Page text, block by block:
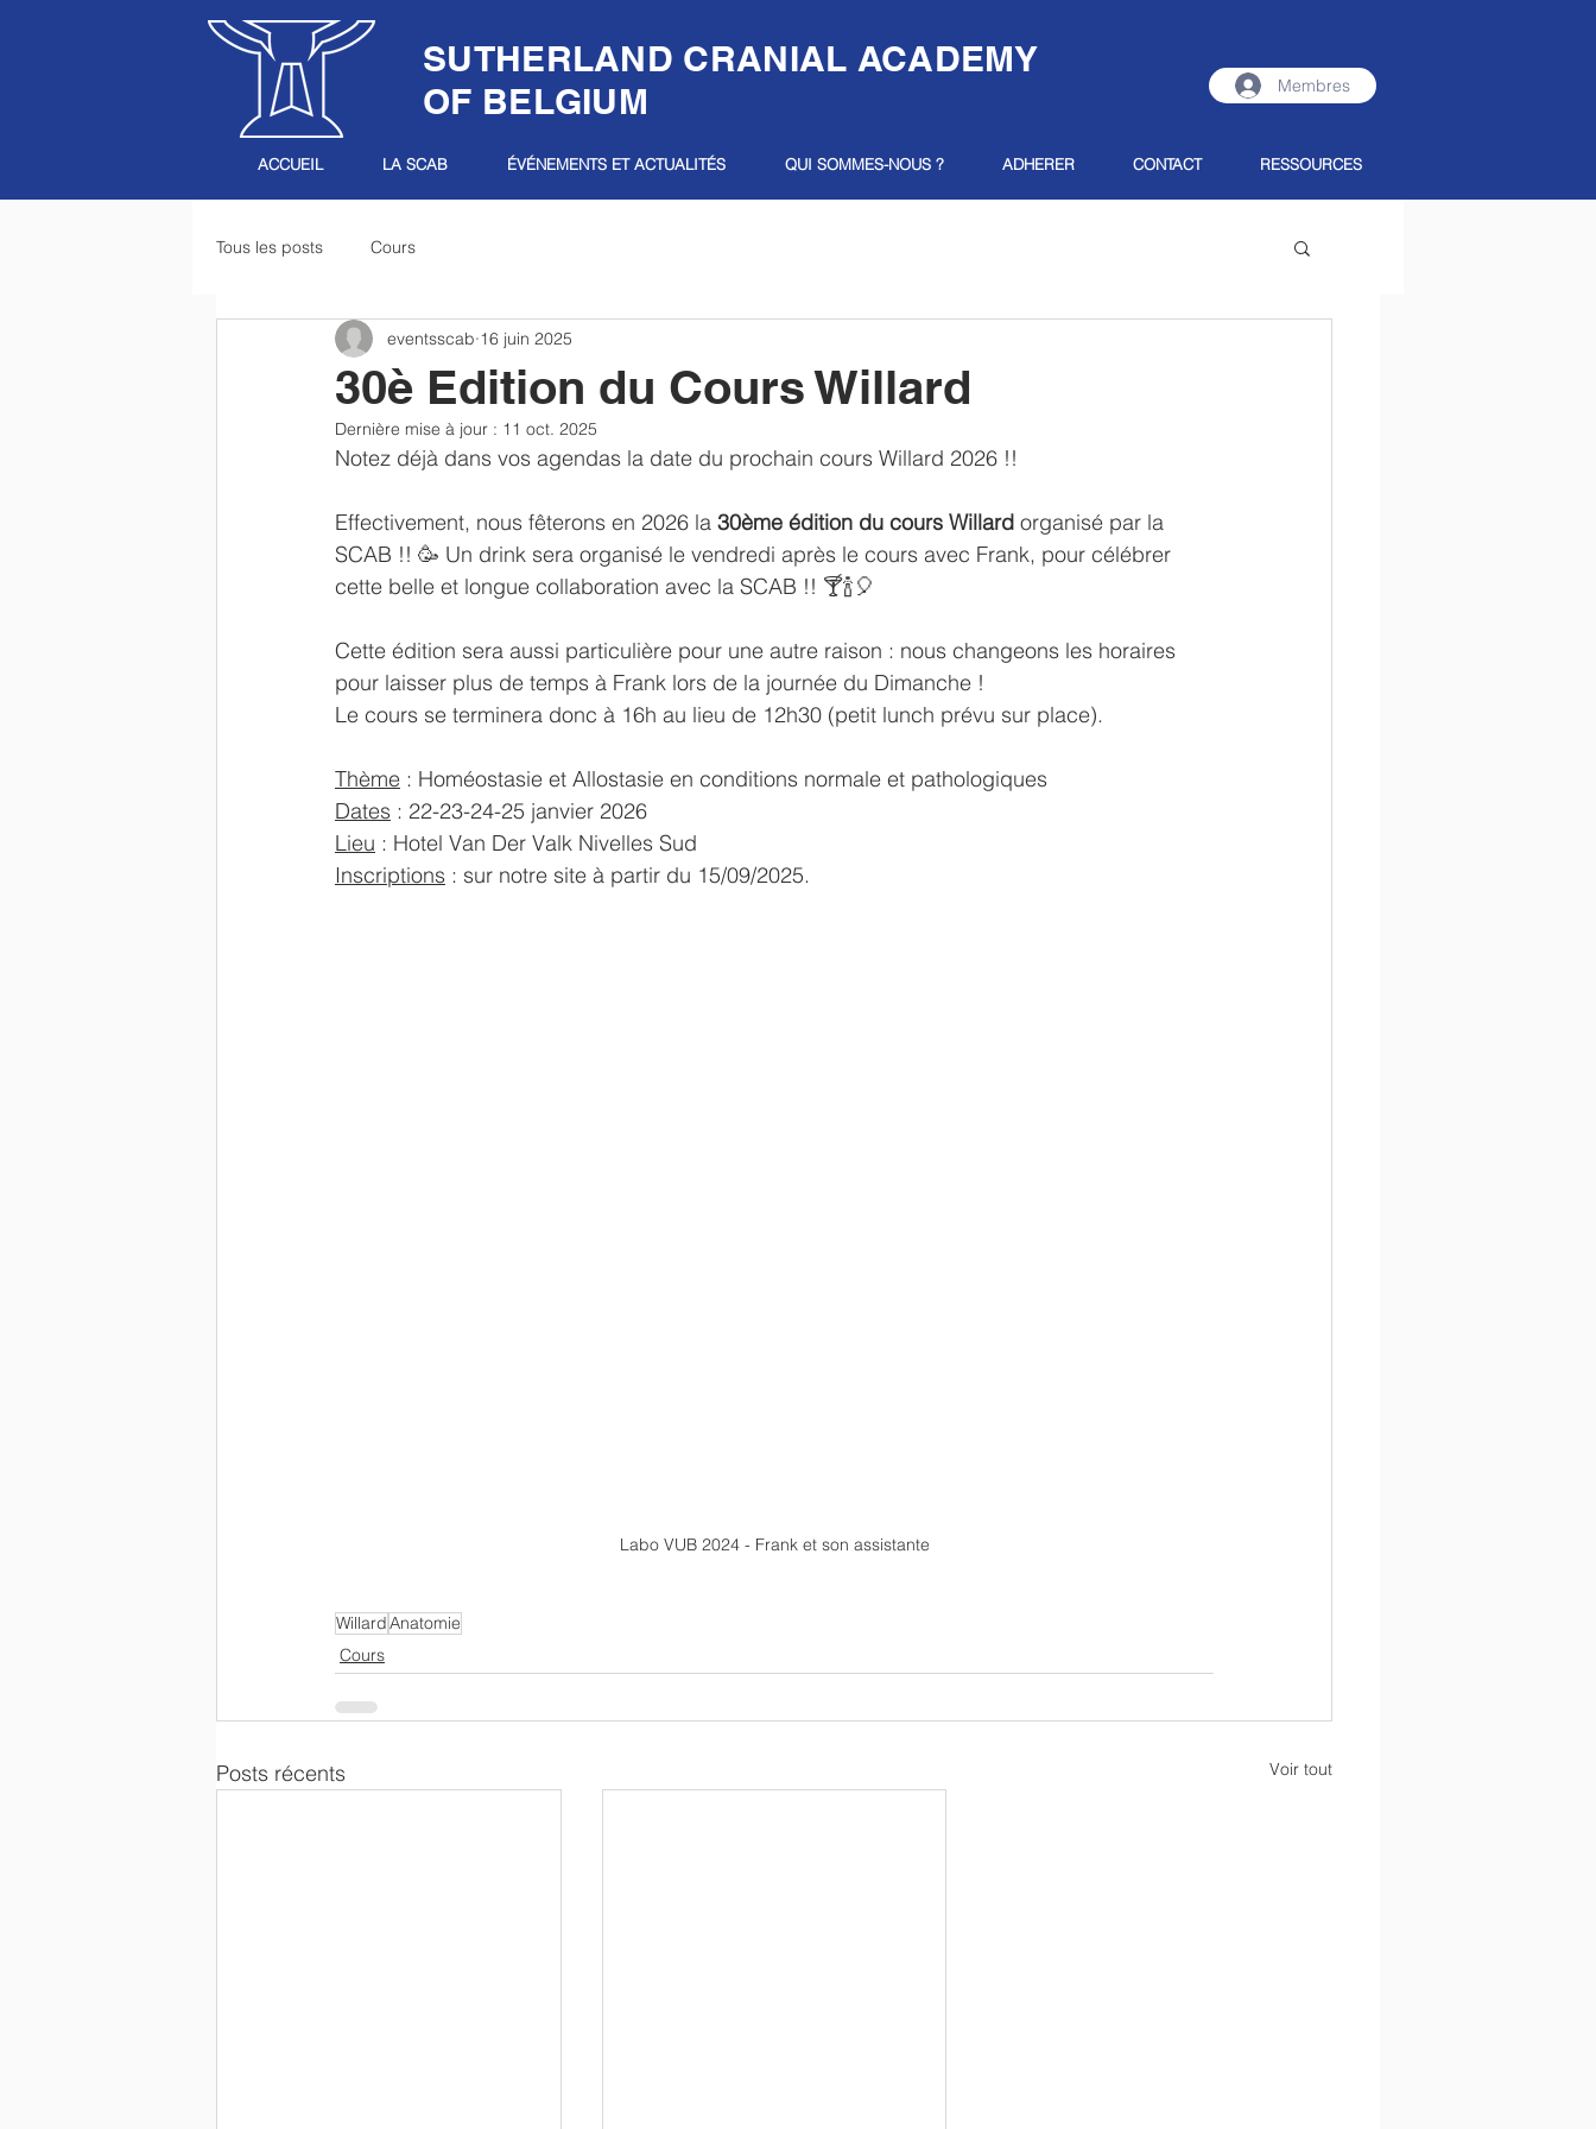
SUTHERLAND CRANIAL ACADEMY
OF BELGIUM
Membres
ACCUEIL LA SCAB ÉVÉNEMENTS ET ACTUALITÉS QUI SOMMES-NOUS ? ADHERER CONTACT RESSOURCES
Tous les posts Cours
30è Edition du Cours Willard
eventsscab 16 juin 2025
Dernière mise à jour : 11 oct. 2025
Notez déjà dans vos agendas la date du prochain cours Willard 2026 !!
Effectivement, nous fêterons en 2026 la 30ème édition du cours Willard organisé par la
SCAB !! 🥳 Un drink sera organisé le vendredi après le cours avec Frank, pour célébrer
cette belle et longue collaboration avec la SCAB !! 🍸🍾🎈
Cette édition sera aussi particulière pour une autre raison : nous changeons les horaires
pour laisser plus de temps à Frank lors de la journée du Dimanche !
Le cours se terminera donc à 16h au lieu de 12h30 (petit lunch prévu sur place).
Thème : Homéostasie et Allostasie en conditions normale et pathologiques
Dates : 22-23-24-25 janvier 2026
Lieu : Hotel Van Der Valk Nivelles Sud
Inscriptions : sur notre site à partir du 15/09/2025.
Labo VUB 2024 - Frank et son assistante
WillardAnatomie
Cours
Posts récents Voir tout